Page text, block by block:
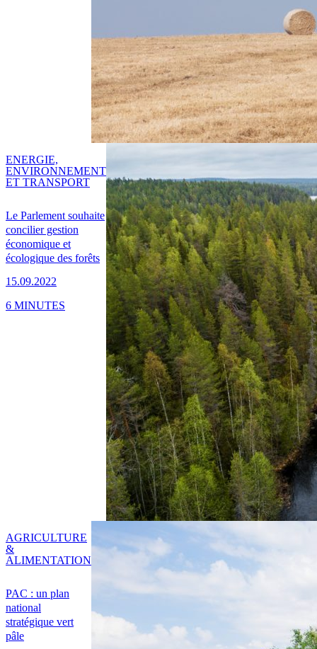
Le Parlement souhaite
concilier gestion
économique et
écologique des forêts
15.09.2022
ENERGIE,
ENVIRONNEMENT
ET TRANSPORT
6 MINUTES
PAC : un plan
national
stratégique vert
pâle
AGRICULTURE
&
ALIMENTATION